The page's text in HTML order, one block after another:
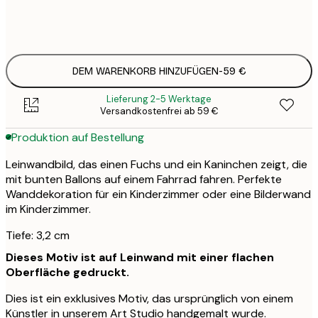
DEM WARENKORB HINZUFÜGEN-59 €
Lieferung 2-5 Werktage
Versandkostenfrei ab 59 €
Produktion auf Bestellung
Leinwandbild, das einen Fuchs und ein Kaninchen zeigt, die
mit bunten Ballons auf einem Fahrrad fahren. Perfekte
Wanddekoration für ein Kinderzimmer oder eine Bilderwand
im Kinderzimmer.
Tiefe: 3,2 cm
Dieses Motiv ist auf Leinwand mit einer flachen
Oberfläche gedruckt.
Dies ist ein exklusives Motiv, das ursprünglich von einem
Künstler in unserem Art Studio handgemalt wurde.